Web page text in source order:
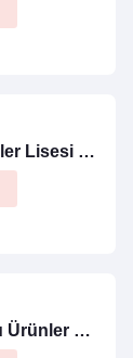
Ankara Sosyal Bilimler Lisesi Logolu Ürünler Mağazası
Alman Lisesi Logolu Ürünler Mağazası